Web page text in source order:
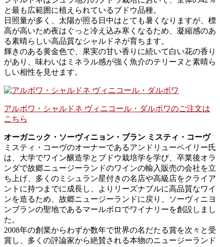
と最も広範囲に植えられているブドウ品種。
日照量が多く、太陽が照る日中はとても暑くなりますが、標
高が高いため夜はぐっと冷え込み寒くなるため、凝縮感のあ
る素晴らしい高品質なシャルドネが育ちます。
輝きのある黄金色で、果実の甘い香りに続いて白い花の香り
があり、味わいはミネラル感が強く魚介のテリーヌと素晴ら
しい相性を見せます。
アルボワ・シャルドネ ヴィニコール・ダルボワのご注文は
こちら
オーガニック・ソーヴィニョン・ブラン ミスティ・コーヴ
ミスティ・コーヴのオーナーであるアンドリューベイリー氏
は、大学でワイン醸造学とブドウ栽培学を学び、卒業後オラ
ンダで故郷ニュージーランドのワインの輸入販売の会社を立
ち上げ、多くのミシュラン星付きの名店や高級店をクライア
ントに持つまでに成長し、よりリーズナブルに高品質なワイ
ンを造るため、故郷ニュージーランドに戻り、ソーヴィニヨ
ンブランの聖地であるマールボロでワイナリーを創設しまし
た。
2008年の創業からわずか数年で世界の名だたる賞を次々と受
賞し、多くの評論家から絶賛される本物のニュージーランド